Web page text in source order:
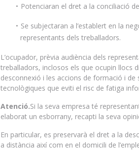
Potenciaran el dret a la conciliació
Se subjectaran a l’establert en la
representants dels treballadors.
L’ocupador, prèvia audiència dels
treballadors, inclosos els que ocupin llocs
desconnexió i les accions de formació i
tecnològiques que eviti el risc de fatiga
Atenció.Si la seva empresa té
elaborat un esborrany, recapti la seva
En particular, es preservarà el dret a la
a distància així com en el domicili de